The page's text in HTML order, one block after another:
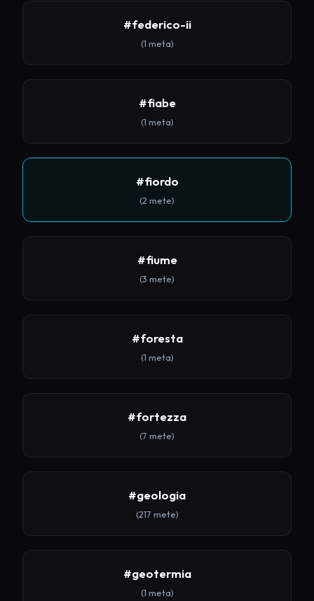
#federico-ii
(1 meta)
#fiabe
(1 meta)
#fiordo
(2 mete)
#fiume
(3 mete)
#foresta
(1 meta)
#fortezza
(7 mete)
#geologia
(217 mete)
#geotermia
(1 meta)